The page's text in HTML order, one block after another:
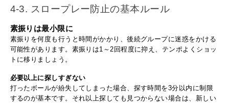
4-3. スロープレー防止の基本ルール
素振りは最小限に
素振りを何度も行うと時間がかかり、後続グループに迷惑をかける
可能性があります。素振りは1～2回程度に抑え、テンポよくショッ
トに移りましょう。
必要以上に探しすぎない
打ったボールが紛失してしまった場合、探す時間を3分以内に制限
するのが基本です。それ以上探しても見つからない場合は、新しい